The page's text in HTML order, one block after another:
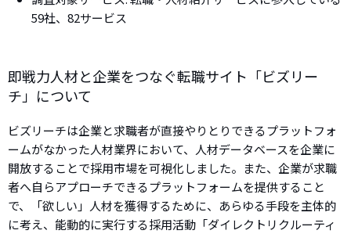
59社、82サービス
即戦力人材と企業をつなぐ転職サイト「ビズリー
チ」について
ビズリーチは企業と求職者が直接やりとりできるプラットフォ
ームがなかった人材業界において、人材データベースを企業に
開放することで採用市場を可視化しました。また、企業が求職
者へ自らアプローチできるプラットフォームを提供すること
で、「欲しい」人材を獲得するために、あらゆる手段を主体的
に考え、能動的に実行する採用活動「ダイレクトリクルーティ